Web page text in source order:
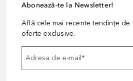
Abonează-te la Newsletter!
Află cele mai recente tendințe de
oferte exclusive.
Adresa de e-mail*